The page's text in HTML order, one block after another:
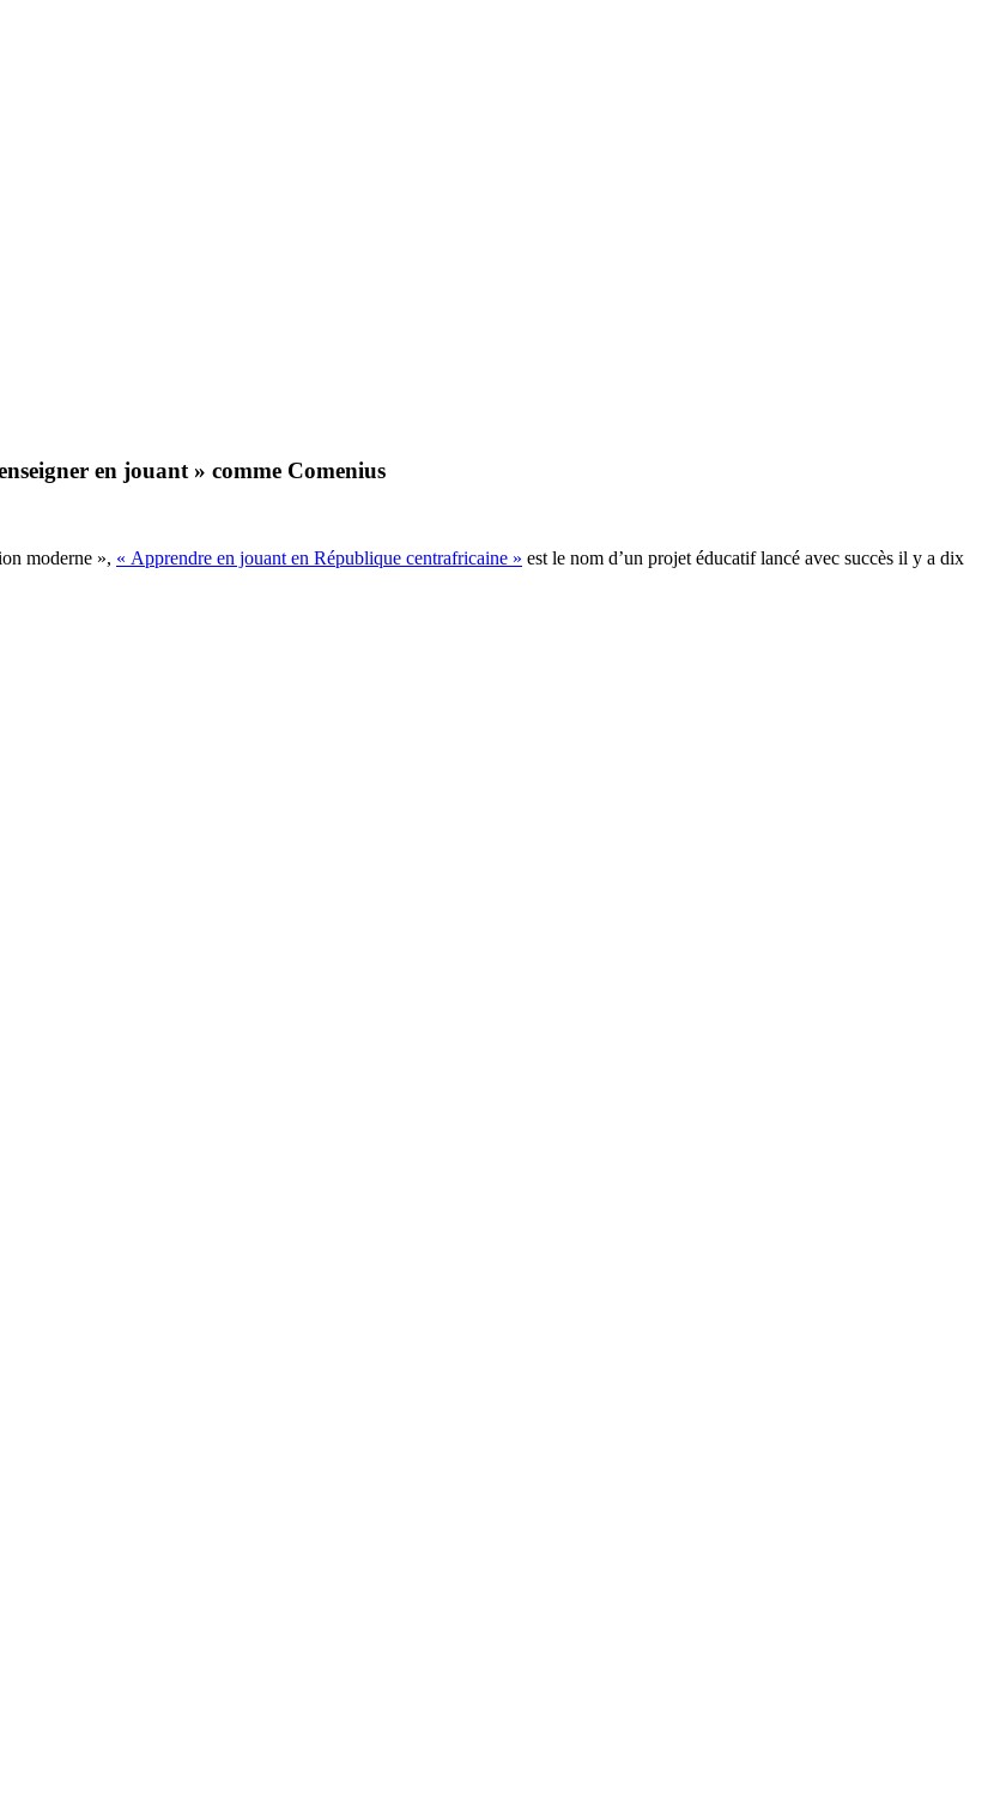
en jouant » comme Comenius
moderne », « Apprendre en jouant en République centrafricaine » est le nom d’un projet éducatif lancé avec succès il y a dix